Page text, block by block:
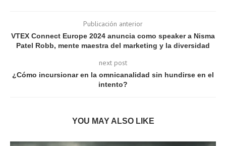
Publicación anterior
VTEX Connect Europe 2024 anuncia como speaker a Nisma
Patel Robb, mente maestra del marketing y la diversidad
next post
¿Cómo incursionar en la omnicanalidad sin hundirse en el
intento?
YOU MAY ALSO LIKE